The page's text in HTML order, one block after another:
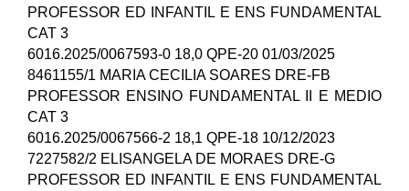
PROFESSOR ED INFANTIL E ENS FUNDAMENTAL
CAT 3
6016.2025/0067593-0 18,0 QPE-20 01/03/2025
8461155/1 MARIA CECILIA SOARES DRE-FB
PROFESSOR ENSINO FUNDAMENTAL II E MEDIO
CAT 3
6016.2025/0067566-2 18,1 QPE-18 10/12/2023
7227582/2 ELISANGELA DE MORAES DRE-G
PROFESSOR ED INFANTIL E ENS FUNDAMENTAL